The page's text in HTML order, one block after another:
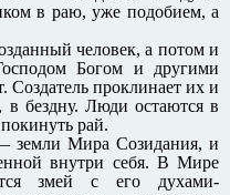
в раю, уже подобием, а
человек, а потом и
Богом и другими
Создатель проклинает их и
в бездну. Люди остаются в
рай.
земли Мира Созидания, и
внутри себя. В Мире
змей с его духами-